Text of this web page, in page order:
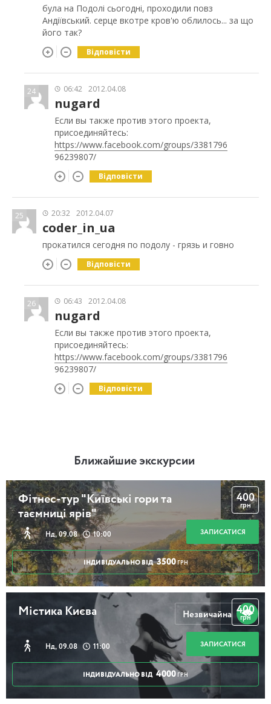
була на Подолі сьогодні, проходили повз
Андіївський. серце вкотре кров'ю облилось... за що
його так?
Відповісти
24 06:42 2012.04.08
nugard
Если вы также против этого проекта,
присоединяйтесь:
https://www.facebook.com/groups/3381796
96239807/
Відповісти
25 20:32 2012.04.07
coder_in_ua
прокатился сегодня по подолу - грязь и говно
Відповісти
26 06:43 2012.04.08
nugard
Если вы также против этого проекта,
присоединяйтесь:
https://www.facebook.com/groups/3381796
96239807/
Відповісти
Ближайшие экскурсии
Фітнес-тур "Київські гори та
таємниці ярів"
Нд, 09.08 10:00
400
грн
ЗАПИСАТИСЯ
ІНДИВІДУАЛЬНО ВІД 3500 ГРН
Містика Києва
Нд, 09.08 11:00
400
грн
ЗАПИСАТИСЯ
ІНДИВІДУАЛЬНО ВІД 4000 ГРН
Незвичайна